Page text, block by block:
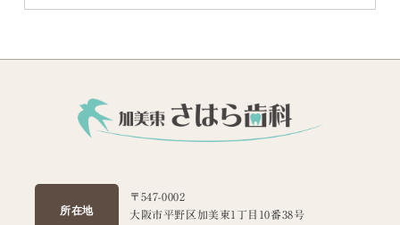
所在地
〒547-0002
大阪市平野区加美東1丁目10番38号